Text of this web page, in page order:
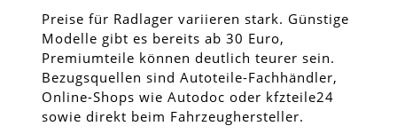
Preise für Radlager variieren stark. Günstige
Modelle gibt es bereits ab 30 Euro,
Premiumteile können deutlich teurer sein.
Bezugsquellen sind Autoteile-Fachhändler,
Online-Shops wie Autodoc oder kfzteile24
sowie direkt beim Fahrzeughersteller.